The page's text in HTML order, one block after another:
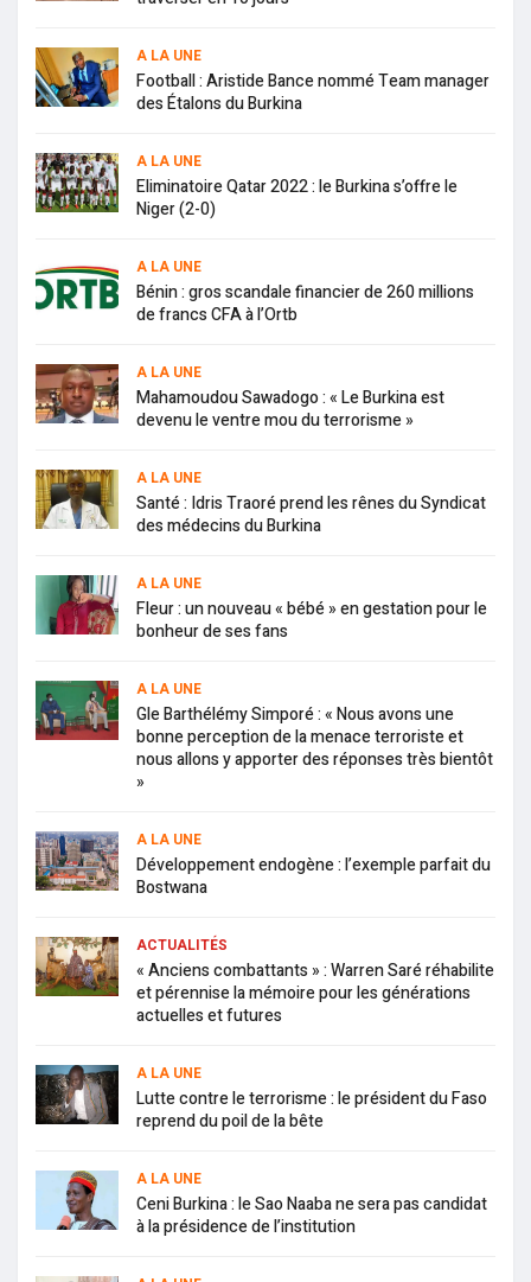
A LA UNE
Football : Aristide Bance nommé Team manager
des Étalons du Burkina
A LA UNE
Eliminatoire Qatar 2022 : le Burkina s’offre le
Niger (2-0)
A LA UNE
Bénin : gros scandale financier de 260 millions
de francs CFA à l’Ortb
A LA UNE
Mahamoudou Sawadogo : « Le Burkina est
devenu le ventre mou du terrorisme »
A LA UNE
Santé : Idris Traoré prend les rênes du Syndicat
des médecins du Burkina
A LA UNE
Fleur : un nouveau « bébé » en gestation pour le
bonheur de ses fans
A LA UNE
Gle Barthélémy Simporé : « Nous avons une
bonne perception de la menace terroriste et
nous allons y apporter des réponses très bientôt
»
A LA UNE
Développement endogène : l’exemple parfait du
Bostwana
ACTUALITÉS
« Anciens combattants » : Warren Saré réhabilite
et pérennise la mémoire pour les générations
actuelles et futures
A LA UNE
Lutte contre le terrorisme : le président du Faso
reprend du poil de la bête
A LA UNE
Ceni Burkina : le Sao Naaba ne sera pas candidat
à la présidence de l’institution